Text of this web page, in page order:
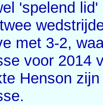
'spelend
met 3-2,
voor 2014
Henson